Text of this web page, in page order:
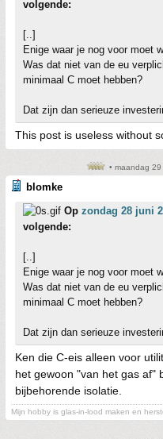
volgende:
[..]
Enige waar je nog voor moet
Was dat niet van de eu
minimaal C moet hebben?
Dat zijn dan serieuze
This post is useless without
• maandag
blomke
Op zondag 28 juni
volgende:
[..]
Enige waar je nog voor moet
Was dat niet van de eu
minimaal C moet hebben?
Dat zijn dan serieuze
Ken die C-eis alleen voor
het gewoon "van het gas af"
bijbehorende isolatie.
Mijn hobby is glas-in-lood maken en